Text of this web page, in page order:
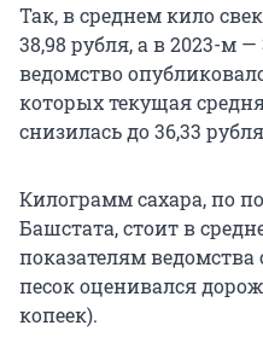
Так, в среднем кило
38,98 рубля, а в 2023-м —
ведомство
которых текущая
снизилась до 36,33
Килограмм сахара, по
Башстата, стоит в
показателям ведомства
песок оценивался
копеек).